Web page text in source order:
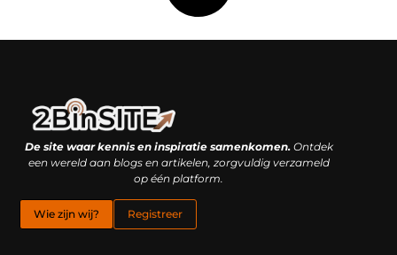
De site waar kennis en inspiratie samenkomen.Ontdek
een wereld aan blogs en artikelen, zorgvuldig verzameld
op één platform.
Wie zijn wij? Registreer